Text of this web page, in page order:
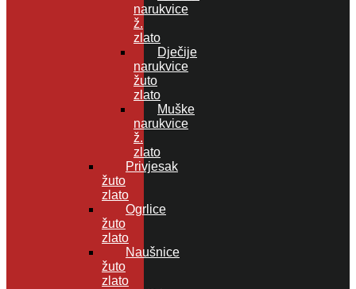
narukvice
ž.
zlato
Dječije
narukvice
žuto
zlato
Muške
narukvice
ž.
zlato
Privjesak
žuto
zlato
Ogrlice
žuto
zlato
Naušnice
žuto
zlato